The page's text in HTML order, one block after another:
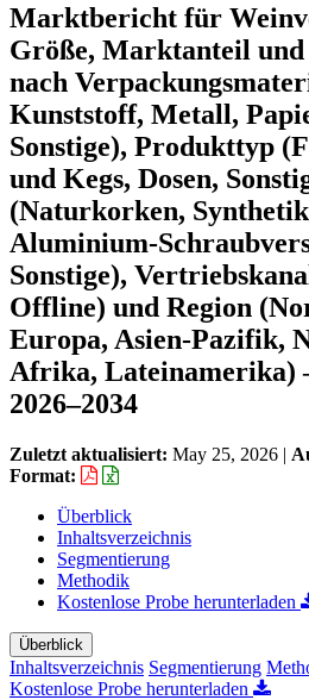
Marktbericht für
Größe, Marktanteil und
nach
Kunststoff, Metall,
Sonstige), Produkttyp
und Kegs, Dosen,
(Naturkorken,
Aluminium-
Sonstige),
Offline) und Region
Europa, Asien-Pazifik,
Afrika, Lateinamerika)
2026–2034
Zuletzt aktualisiert: May 25, 2026 |
Format:
Überblick
Inhaltsverzeichnis
Segmentierung
Methodik
Kostenlose Probe herunterladen
Überblick
Inhaltsverzeichnis Segmentierung
Kostenlose Probe herunterladen